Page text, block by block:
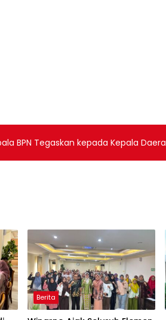
BPN Tegaskan kepada Kepala
Berita